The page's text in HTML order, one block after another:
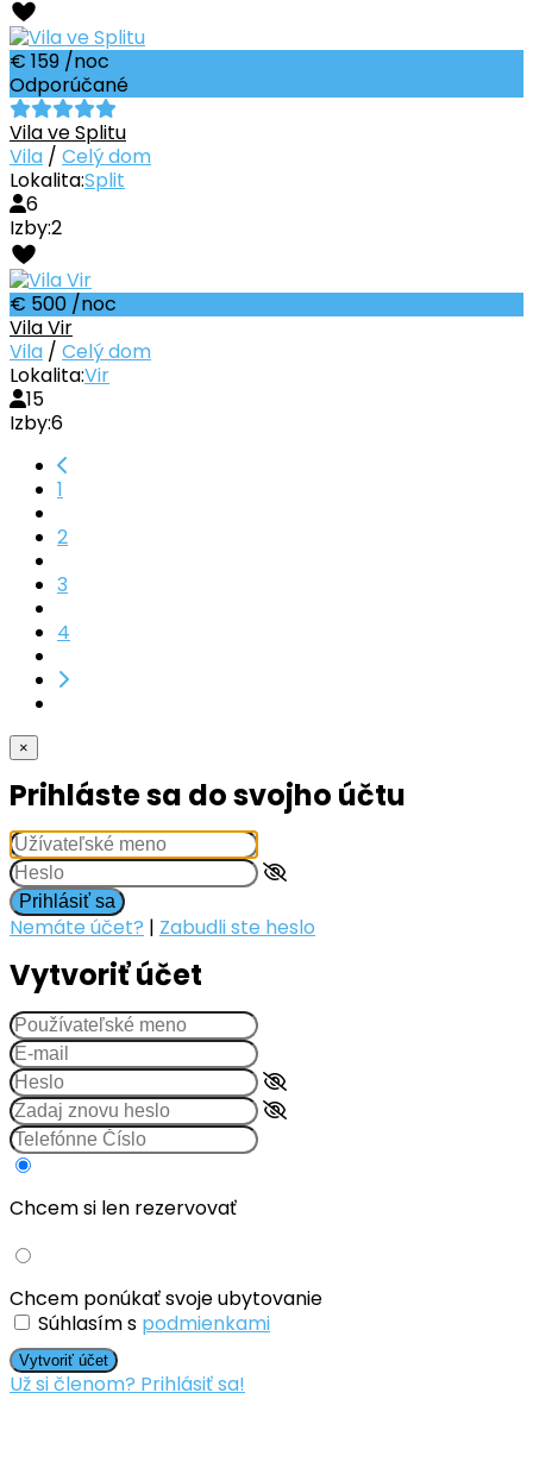
€ 159 /noc
Odporúčané
Vila ve Splitu
Vila / Celý dom
Lokalita:Split
6
Izby:2
€ 500 /noc
Vila Vir
Vila / Celý dom
Lokalita:Vir
15
Izby:6
1
2
3
4
×
Prihláste sa do svojho účtu
Prihlásiť sa
Nemáte účet? | Zabudli ste heslo
Vytvoriť účet
Chcem si len rezervovať
Chcem ponúkať svoje ubytovanie
Súhlasím s podmienkami
Vytvoriť účet
Už si členom? Prihlásiť sa!